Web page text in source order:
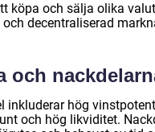
köpa och sälja olika
decentraliserad
och
inkluderar hög
och hög likviditet.